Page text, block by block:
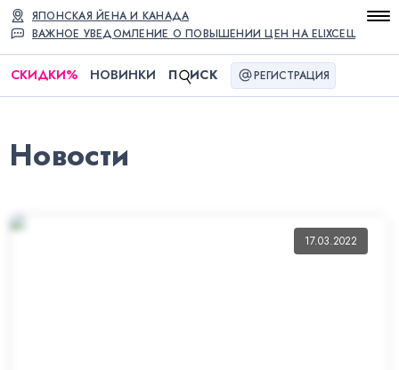
ВАЖНОЕ УВЕДОМЛЕНИЕ О ПОВЫШЕНИИ ЦЕН НА ELIXCELL
ЯПОНСКАЯ ЙЕНА И КАНАДА
СКИДКИ% НОВИНКИ П ИСК РЕГИСТРАЦИЯ
Новости
17.03.2022